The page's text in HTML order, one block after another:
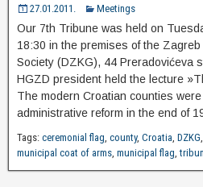
27.01.2011. Meetings
Our 7th Tribune was held on
18:30 in the premises of the
Society (DZKG), 44 Preradovićeva
HGZD president held the lecture
The modern Croatian counties
administrative reform in the end of
Tags: ceremonial flag, county, Croatia, DZKG,
municipal coat of arms, municipal flag,